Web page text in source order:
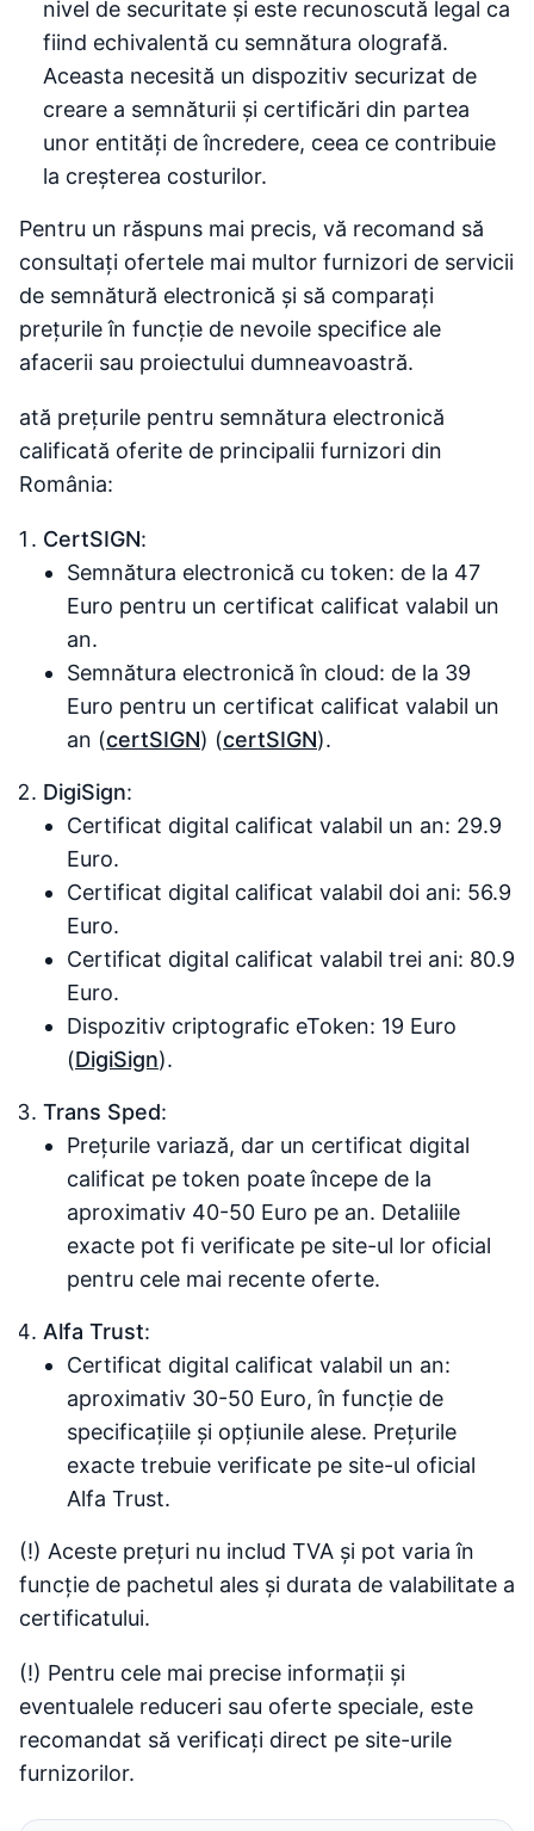
nivel de securitate și este recunoscută legal ca
fiind echivalentă cu semnătura olografă.
Aceasta necesită un dispozitiv securizat de
creare a semnăturii și certificări din partea
unor entități de încredere, ceea ce contribuie
la creșterea costurilor.
Pentru un răspuns mai precis, vă recomand să
consultați ofertele mai multor furnizori de servicii
de semnătură electronică și să comparați
prețurile în funcție de nevoile specifice ale
afacerii sau proiectului dumneavoastră.
ată prețurile pentru semnătura electronică
calificată oferite de principalii furnizori din
România:
CertSIGN:
Semnătura electronică cu token: de la 47
Euro pentru un certificat calificat valabil un
an.
Semnătura electronică în cloud: de la 39
Euro pentru un certificat calificat valabil un
an​ (certSIGN)​​ (certSIGN)​.
DigiSign:
Certificat digital calificat valabil un an: 29.9
Euro.
Certificat digital calificat valabil doi ani: 56.9
Euro.
Certificat digital calificat valabil trei ani: 80.9
Euro.
Dispozitiv criptografic eToken: 19 Euro​
(DigiSign)​.
Trans Sped:
Prețurile variază, dar un certificat digital
calificat pe token poate începe de la
aproximativ 40-50 Euro pe an. Detaliile
exacte pot fi verificate pe site-ul lor oficial
pentru cele mai recente oferte.
Alfa Trust:
Certificat digital calificat valabil un an:
aproximativ 30-50 Euro, în funcție de
specificațiile și opțiunile alese. Prețurile
exacte trebuie verificate pe site-ul oficial
Alfa Trust.
(!) Aceste prețuri nu includ TVA și pot varia în
funcție de pachetul ales și durata de valabilitate a
certificatului.
(!) Pentru cele mai precise informații și
eventualele reduceri sau oferte speciale, este
recomandat să verificați direct pe site-urile
furnizorilor.